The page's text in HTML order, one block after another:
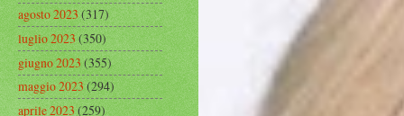
agosto 2023(317)
luglio 2023(350)
giugno 2023(355)
maggio 2023(294)
aprile 2023(259)